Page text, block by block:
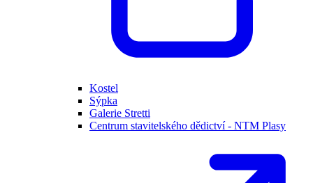
Kostel
Sýpka
Galerie Stretti
Centrum stavitelského dědictví - NTM Plasy